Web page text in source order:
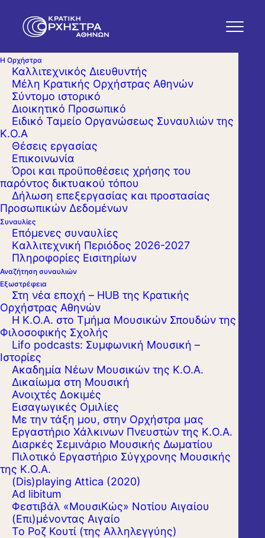
Η Ορχήστρα
Καλλιτεχνικός Διευθυντής
Μέλη Κρατικής Ορχήστρας Αθηνών
Σύντομο ιστορικό
Διοικητικό Προσωπικό
Ειδικό Ταμείο Οργανώσεως Συναυλιών της
Κ.Ο.Α
Θέσεις εργασίας
Επικοινωνία
Όροι και προϋποθέσεις χρήσης του
παρόντος δικτυακού τόπου
Δήλωση επεξεργασίας και προστασίας
Προσωπικών Δεδομένων
Συναυλίες
Επόμενες συναυλίες
Kαλλιτεχνική Περιόδος 2026-2027
Πληροφορίες Εισιτηρίων
Αναζήτηση συναυλιών
Εξωστρέφεια
Στη νέα εποχή – HUB της Κρατικής
Ορχήστρας Αθηνών
Η Κ.Ο.Α. στο Τμήμα Μουσικών Σπουδών της
Φιλοσοφικής Σχολής
Lifo podcasts: Συμφωνική Μουσική –
Ιστορίες
Ακαδημία Νέων Μουσικών της Κ.Ο.Α.
Δικαίωμα στη Μουσική
Ανοιχτές Δοκιμές
Εισαγωγικές Ομιλίες
Με την τάξη μου, στην Ορχήστρα μας
Εργαστήριo Χάλκινων Πνευστών της Κ.Ο.Α.
Διαρκές Σεμινάριο Μουσικής Δωματίου
Πιλοτικό Εργαστήριο Σύγχρονης Μουσικής
της Κ.Ο.Α.
(Dis)playing Attica (2020)
Ad libitum
Φεστιβάλ «ΜουσιΚώς» Νοτίου Αιγαίου
(Επι)μένοντας Αιγαίο
Το Ροζ Κουτί (της Αλληλεγγύης)